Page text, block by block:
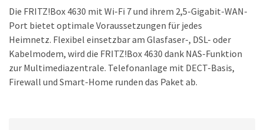
Die FRITZ!Box 4630 mit Wi-Fi 7 und ihrem 2,5-Gigabit-WAN-
Port bietet optimale Voraussetzungen für jedes
Heimnetz. Flexibel einsetzbar am Glasfaser-, DSL- oder
Kabelmodem, wird die FRITZ!Box 4630 dank NAS-Funktion
zur Multimediazentrale. Telefonanlage mit DECT-Basis,
Firewall und Smart-Home runden das Paket ab.